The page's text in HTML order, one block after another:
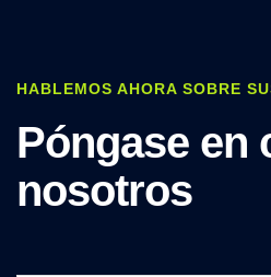
HABLEMOS AHORA SOBRE
Póngase en
nosotros